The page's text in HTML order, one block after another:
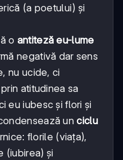
(a poetului) și
o antiteză eu-lume
negativă dar sens
nu ucide, ci
atitudinea sa
eu iubesc și flori și
unciclu
florile (viața),
(iubirea) și